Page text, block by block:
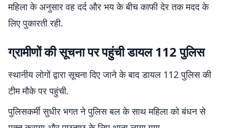
महिला के अनुसार वह दर्द और भय के बीच काफी देर तक मदद के
लिए पुकारती रही.
ग्रामीणों की सूचना पर पहुंची डायल 112 पुलिस
स्थानीय लोगों द्वारा सूचना दिए जाने के बाद डायल 112 पुलिस की
टीम मौके पर पहुंची.
पुलिसकर्मी सुधीर भगत ने पुलिस बल के साथ महिला को बंधन से